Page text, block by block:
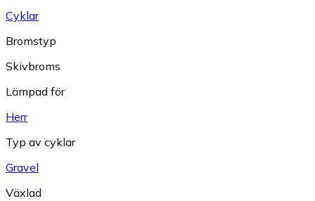
Cyklar
Bromstyp
Skivbroms
Lämpad för
Herr
Typ av cyklar
Gravel
Växlad